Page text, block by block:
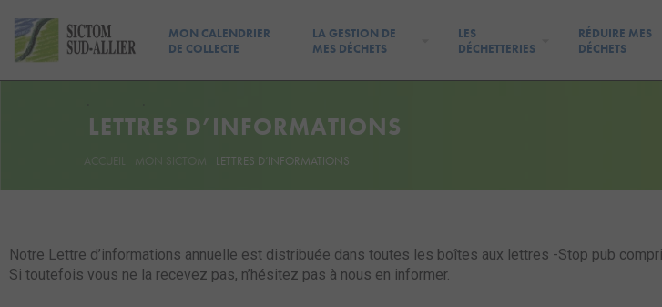
MON CALENDRIER
DE COLLECTE
LA GESTION DE
MES DÉCHETS
LES
DÉCHETTERIES
RÉDUIRE MES
DÉCHETS
LETTRES D’INFORMATIONS
ACCUEIL MON SICTOM LETTRES D’INFORMATIONS
Notre Lettre d’informations annuelle est distribuée dans toutes les boîtes aux lettres -Stop pub
Si toutefois vous ne la recevez pas, n’hésitez pas à nous en informer.